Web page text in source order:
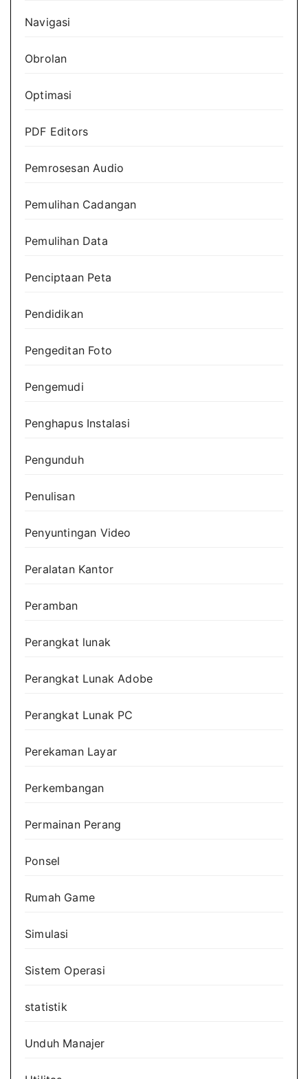
Navigasi
Obrolan
Optimasi
PDF Editors
Pemrosesan Audio
Pemulihan Cadangan
Pemulihan Data
Penciptaan Peta
Pendidikan
Pengeditan Foto
Pengemudi
Penghapus Instalasi
Pengunduh
Penulisan
Penyuntingan Video
Peralatan Kantor
Peramban
Perangkat lunak
Perangkat Lunak Adobe
Perangkat Lunak PC
Perekaman Layar
Perkembangan
Permainan Perang
Ponsel
Rumah Game
Simulasi
Sistem Operasi
statistik
Unduh Manajer